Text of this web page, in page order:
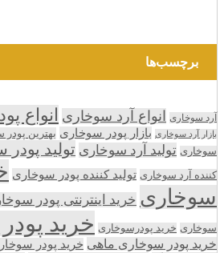
برچسب‌ها
آرد سوخاری انواع آرد سوخاری انواع
بازار آرد سوخاری بازار پودر سوخاری بهترین
سوخاری تولید آرد سوخاری تولید
کننده آرد سوخاری تولید کننده پودر سوخاری
سوخاری خرید اینترنتی پودر
سوخاری خرید پودرسوخاری خرید
خرید پودر سوخاری ماهی خرید پودر